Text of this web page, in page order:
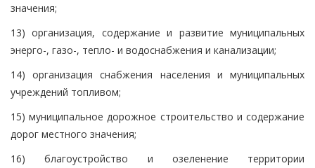
значения;
13) организация, содержание и развитие муниципальных
энерго-, газо-, тепло- и водоснабжения и канализации;
14) организация снабжения населения и муниципальных
учреждений топливом;
15) муниципальное дорожное строительство и содержание
дорог местного значения;
16) благоустройство и озеленение территории